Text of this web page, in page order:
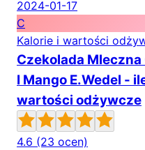
2024-01-17
C
Kalorie i wartości
Czekolada
I Mango E.Wedel -
wartości odżywcze
4.6 (23 ocen)